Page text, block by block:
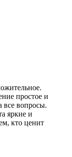
простое и
все вопросы.
яркие и
кто ценит